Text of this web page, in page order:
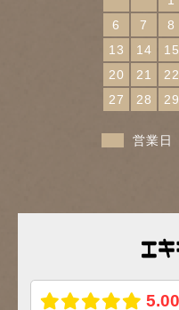
6
7 8
13
14 15
20
21 22
27
28 29
営業日